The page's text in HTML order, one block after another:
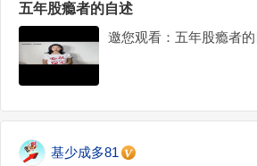
五年股瘾者的自述
邀您观看：五年股瘾者
基少成多81